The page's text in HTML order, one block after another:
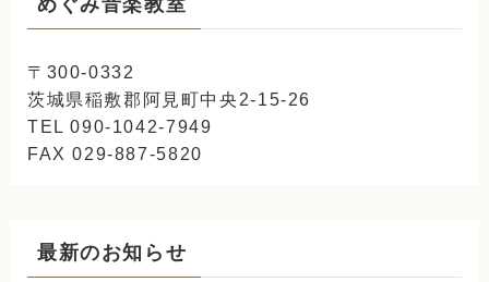
〒300-0332
茨城県稲敷郡阿見町中央2-15-26
TEL 090-1042-7949
FAX 029-887-5820
最新のお知らせ